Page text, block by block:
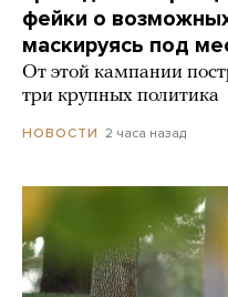
фейки о
маскируясь под
От этой кампании
три крупных политика
НОВОСТИ 2 часа назад